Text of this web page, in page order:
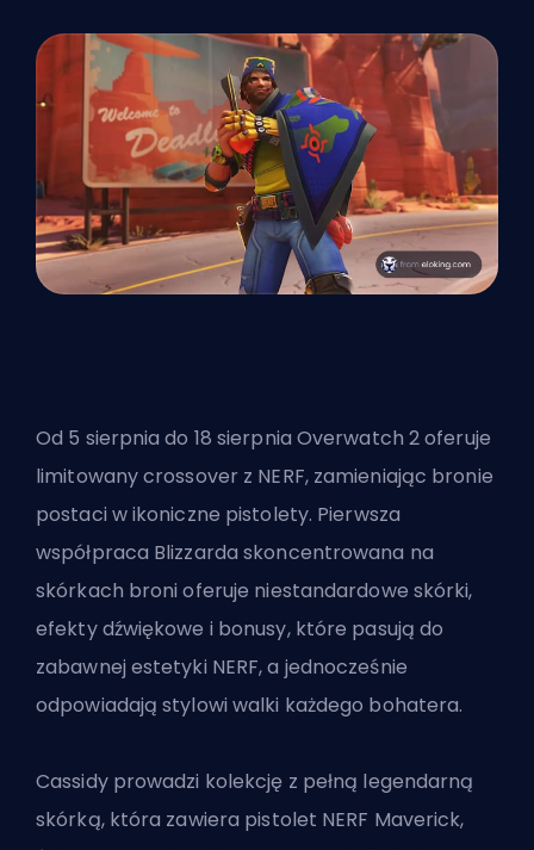
Od 5 sierpnia do 18 sierpnia Overwatch 2 oferuje
limitowany crossover z NERF, zamieniając bronie
postaci w ikoniczne pistolety. Pierwsza
współpraca Blizzarda skoncentrowana na
skórkach broni oferuje niestandardowe skórki,
efekty dźwiękowe i bonusy, które pasują do
zabawnej estetyki NERF, a jednocześnie
odpowiadają stylowi walki każdego bohatera.
Cassidy prowadzi kolekcję z pełną legendarną
skórką, która zawiera pistolet NERF Maverick,